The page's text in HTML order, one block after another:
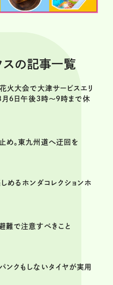
スの記事一覧
花火大会で大津サービスエリ
6日午後3時～9時まで休
め。東九州道へ迂回を
めるホンダコレクションホ
難で注意すべきこと
ンクもしないタイヤが実用